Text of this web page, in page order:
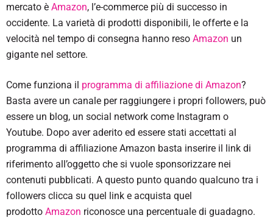
mercato è Amazon, l’e-commerce più di successo in
occidente. La varietà di prodotti disponibili, le offerte e la
velocità nel tempo di consegna hanno reso Amazon un
gigante nel settore.
Come funziona il programma di affiliazione di Amazon?
Basta avere un canale per raggiungere i propri followers, può
essere un blog, un social network come Instagram o
Youtube. Dopo aver aderito ed essere stati accettati al
programma di affiliazione Amazon basta inserire il link di
riferimento all’oggetto che si vuole sponsorizzare nei
contenuti pubblicati. A questo punto quando qualcuno tra i
followers clicca su quel link e acquista quel
prodotto Amazon riconosce una percentuale di guadagno.